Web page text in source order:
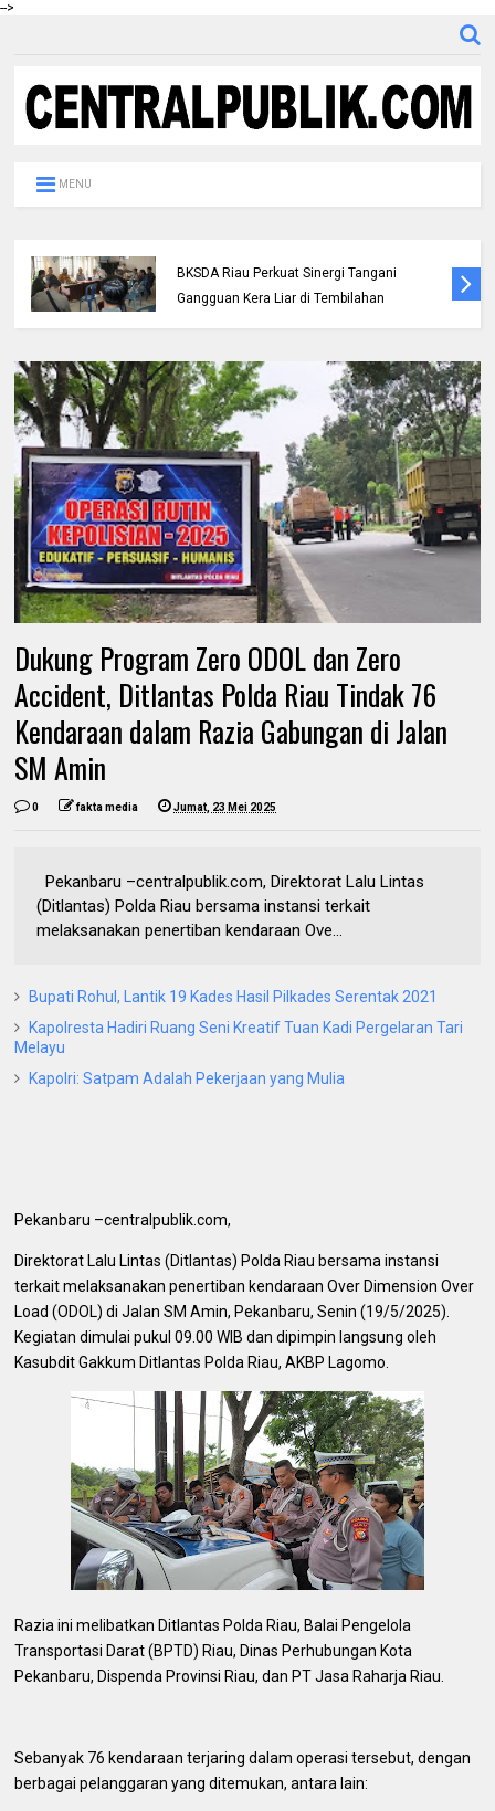
-->
MENU
BKSDA Riau Perkuat Sinergi Tangani
Gangguan Kera Liar di Tembilahan
Dukung Program Zero ODOL dan Zero
Accident, Ditlantas Polda Riau Tindak 76
Kendaraan dalam Razia Gabungan di Jalan
SM Amin
0 fakta media Jumat, 23 Mei 2025
Pekanbaru –centralpublik.com, Direktorat Lalu Lintas
(Ditlantas) Polda Riau bersama instansi terkait
melaksanakan penertiban kendaraan Ove...
Bupati Rohul, Lantik 19 Kades Hasil Pilkades Serentak 2021
Kapolresta Hadiri Ruang Seni Kreatif Tuan Kadi Pergelaran Tari
Melayu
Kapolri: Satpam Adalah Pekerjaan yang Mulia
Pekanbaru –centralpublik.com,
Direktorat Lalu Lintas (Ditlantas) Polda Riau bersama instansi
terkait melaksanakan penertiban kendaraan Over Dimension Over
Load (ODOL) di Jalan SM Amin, Pekanbaru, Senin (19/5/2025).
Kegiatan dimulai pukul 09.00 WIB dan dipimpin langsung oleh
Kasubdit Gakkum Ditlantas Polda Riau, AKBP Lagomo.
Razia ini melibatkan Ditlantas Polda Riau, Balai Pengelola
Transportasi Darat (BPTD) Riau, Dinas Perhubungan Kota
Pekanbaru, Dispenda Provinsi Riau, dan PT Jasa Raharja Riau.
Sebanyak 76 kendaraan terjaring dalam operasi tersebut, dengan
berbagai pelanggaran yang ditemukan, antara lain: